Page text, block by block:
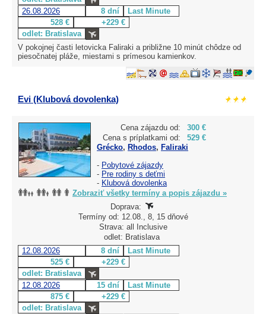
26.08.2026
8 dní
Last Minute
528 €
+229 €
odlet: Bratislava
V pokojnej časti letovicka Faliraki a približne 10 minút chôdze od
piesočnatej pláže, miestami s prímesou kamienkov.
Evi (Klubová dovolenka)
Cena zájazdu od:
300 €
Cena s príplatkami od:
529 €
Grécko, Rhodos, Faliraki
- Pobytové zájazdy
- Pre rodiny s deťmi
- Klubová dovolenka
Zobraziť všetky termíny a popis zájazdu »
Doprava:
Termíny od: 12.08., 8, 15 dňové
Strava: all Inclusive
odlet: Bratislava
12.08.2026
8 dní
Last Minute
525 €
+229 €
odlet: Bratislava
12.08.2026
15 dní
Last Minute
875 €
+229 €
odlet: Bratislava